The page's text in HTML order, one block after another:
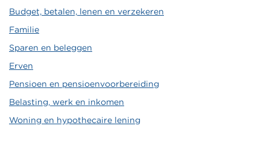
Budget, betalen, lenen en verzekeren
Familie
Sparen en beleggen
Erven
Pensioen en pensioenvoorbereiding
Belasting, werk en inkomen
Woning en hypothecaire lening